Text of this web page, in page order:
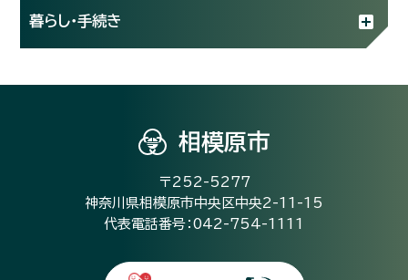
暮らし・手続き
相模原市
〒252-5277
神奈川県相模原市中央区中央2-11-15
代表電話番号：042-754-1111